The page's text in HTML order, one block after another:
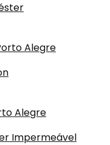
Impermeável